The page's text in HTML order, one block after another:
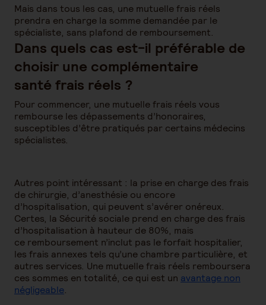
Mais dans tous les cas, une mutuelle frais réels
prendra en charge la somme demandée par le
spécialiste, sans plafond de remboursement.
Dans quels cas est-il préférable de
choisir une complémentaire
santé frais réels ?
Pour commencer, une mutuelle frais réels vous
rembourse les dépassements d’honoraires,
susceptibles d’être pratiqués par certains médecins
spécialistes.
Autres point intéressant : la prise en charge des frais
de chirurgie, d’anesthésie ou encore
d’hospitalisation, qui peuvent s’avérer onéreux.
Certes, la Sécurité sociale prend en charge des frais
d’hospitalisation à hauteur de 80%, mais
ce remboursement n’inclut pas le forfait hospitalier,
les frais annexes tels qu’une chambre particulière, et
autres services. Une mutuelle frais réels remboursera
ces sommes en totalité, ce qui est un avantage non
négligeable.